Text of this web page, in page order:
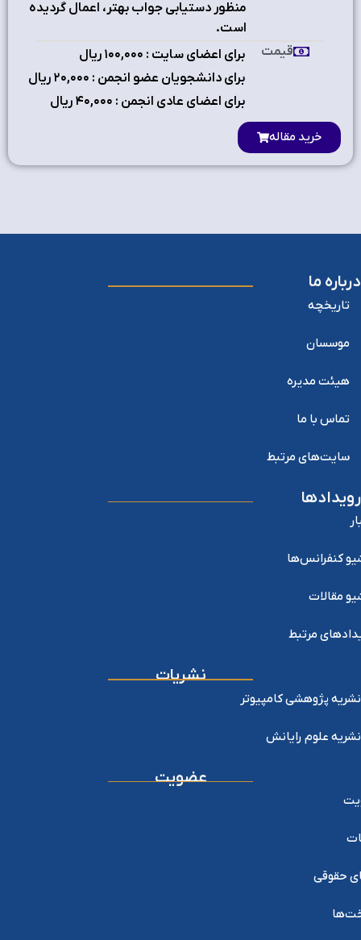
منظور دستیابی جواب بهتر، اعمال گردیده
است.
برای اعضای سایت : ۱٠٠,٠٠٠ ریال
برای دانشجویان عضو انجمن : ۲٠,٠٠٠ ریال
برای اعضای عادی انجمن : ۴٠,٠٠٠ ریال
قیمت
خرید مقاله
درباره ما
تاریخچه
موسسان
هیئت مدیره
تماس با ما
سایت‌های مرتبط
رویدادها
کنفرانس‌ها
مقالات
مرتبط
نشریات
نشریه پژوهشی کامپیوتر
نشریه علوم رایانش
عضویت
حقوقی